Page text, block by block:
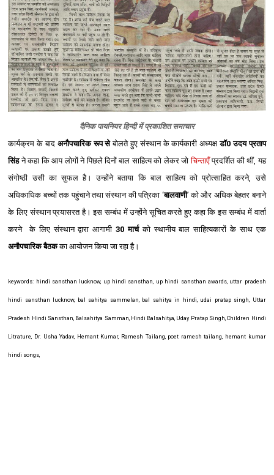
दैनिक पायनियर हिन्‍दी में प्रकाशित समाचार
कार्यक्रम के बाद अनौपचारिक रूप सेबोलते हुए संस्थान के कार्यकारी अध्यक्ष डॉ0 उदय प्रताप
सिंहने कहा कि आप लोगों ने पिछले दिनों बाल साहित्य को लेकर जोचिन्ताएँप्रदर्शित की थीं, यह
संगोष्ठी उसी का सुफल है। उन्होंने बताया कि बाल साहित्य को प्रोत्साहित करने, उसे
अधिकाधिक बच्चों तक पहुंचाने तथा संस्थान की पत्रिका ‘बालवाणी’ को और अधिक बेहतर बनाने
के लिए संस्थान प्रयासरत है। इस सम्‍बंध में उन्‍होंने सूचित करते हुए कहा कि इस सम्‍बंध में वार्ता
करने के लिए संस्‍थान द्वारा आगामी30 मार्चको स्थानीय बाल साहित्यकारों के साथ एक
अनौपचारिक बैठकका आयोजन किया जा रहा है।
keywords: hindi sansthan lucknow, up hindi sansthan, up hindi sansthan awards, uttar pradesh
hindi sansthan lucknow, bal sahitya sammelan, bal sahitya in hindi, udai pratap singh, Uttar
Pradesh Hindi Sansthan, Balsahitya Samman, Hindi Balsahitya, Uday Pratap Singh, Children Hindi
Litrature, Dr. Usha Yadav, Hemant Kumar, Ramesh Tailang, poet ramesh tailang, hemant kumar
hindi songs,